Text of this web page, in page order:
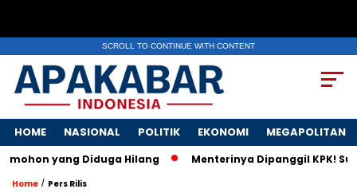
SCROLL TO CONTINUE WITH CONTENT
HOME NASIONAL POLITIK EKONOMI MEGAPOLITAN
yang Diduga Hilang Menterinya Dipanggil KPK! Surat Istri
Home / Pers Rilis